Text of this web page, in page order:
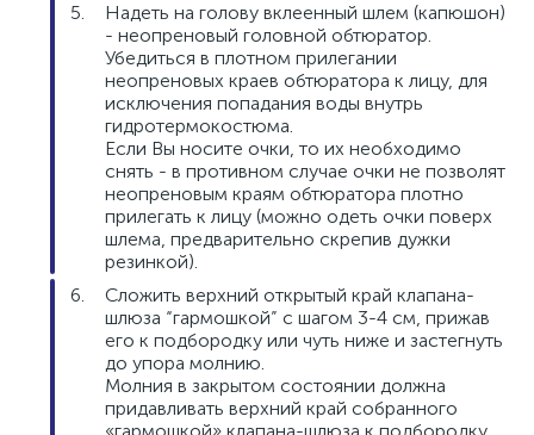
Надеть на голову вклеенный шлем (капюшон)
- неопреновый головной обтюратор.
Убедиться в плотном прилегании
неопреновых краев обтюратора к лицу, для
исключения попадания воды внутрь
гидротермокостюма.
Если Вы носите очки, то их необходимо
снять - в противном случае очки не позволят
неопреновым краям обтюратора плотно
прилегать к лицу (можно одеть очки поверх
шлема, предварительно скрепив дужки
резинкой).
Сложить верхний открытый край клапана-
шлюза “гармошкой” с шагом 3-4 см, прижав
его к подбородку или чуть ниже и застегнуть
до упора молнию.
Молния в закрытом состоянии должна
придавливать верхний край собранного